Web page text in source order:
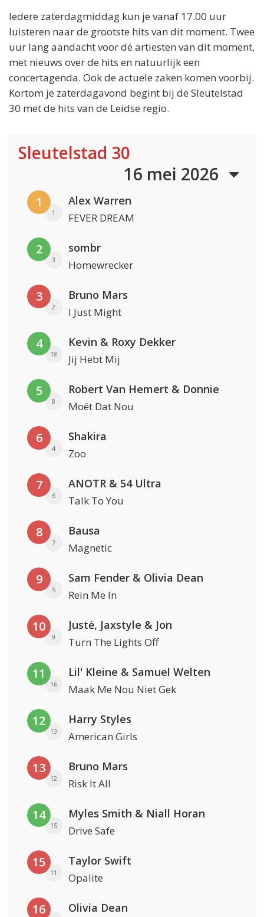
Iedere zaterdagmiddag kun je vanaf 17.00 uur
luisteren naar de grootste hits van dit moment. Twee
uur lang aandacht voor dé artiesten van dit moment,
met nieuws over de hits en natuurlijk een
concertagenda. Ook de actuele zaken komen voorbij.
Kortom je zaterdagavond begint bij de Sleutelstad
30 met de hits van de Leidse regio.
Sleutelstad 30
16 mei 2026
1
1
Alex Warren
FEVER DREAM
2
3
sombr
Homewrecker
3
2
Bruno Mars
I Just Might
4
18
Kevin & Roxy Dekker
Jij Hebt Mij
5
8
Robert Van Hemert & Donnie
Moët Dat Nou
6
4
Shakira
Zoo
7
6
ANOTR & 54 Ultra
Talk To You
8
7
Bausa
Magnetic
9
5
Sam Fender & Olivia Dean
Rein Me In
10
9
Justė, Jaxstyle & Jon
Turn The Lights Off
11
16
Lil' Kleine & Samuel Welten
Maak Me Nou Niet Gek
12
13
Harry Styles
American Girls
13
12
Bruno Mars
Risk It All
14
15
Myles Smith & Niall Horan
Drive Safe
15
11
Taylor Swift
Opalite
16 Olivia Dean